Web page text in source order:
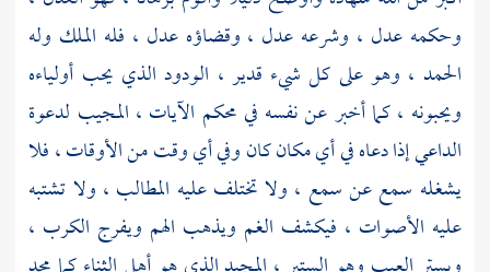
وحكمه عدل ، وشرعه عدل ، وقضاؤه عدل ، فله الملك وله
الحمد ، وهو على كل شيء قدير ، الودود الذي يحب أولياءه
ويحبونه ، كما أخبر عن نفسه في محكم الآيات ، المجيب لدعوة
الداعي إذا دعاه في أي مكان كان وفي أي وقت من الأوقات ، فلا
يشغله سمع عن سمع ، ولا تختلف عليه المطالب ، ولا تشتبه
عليه الأصوات ، فيكشف الغم ويذهب الهم ويفرج الكرب ،